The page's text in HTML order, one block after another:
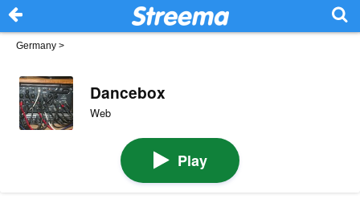
Germany >
Dancebox
Web
Play